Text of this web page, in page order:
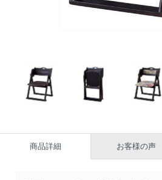
商品詳細 お客様の声